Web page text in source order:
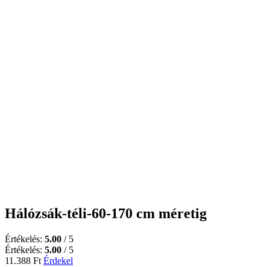
Hálózsák-téli-60-170 cm méretig
Értékelés: 5.00 / 5
Értékelés: 5.00 / 5
11.388 Ft Érdekel